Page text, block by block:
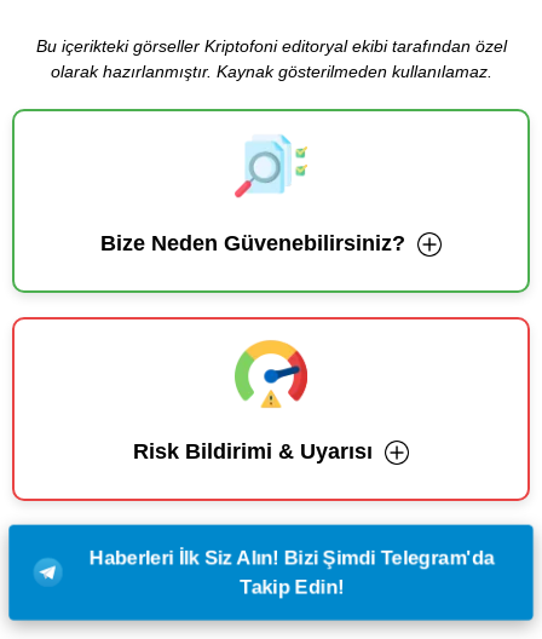
Bu içerikteki görseller Kriptofoni editoryal ekibi tarafından özel
olarak hazırlanmıştır. Kaynak gösterilmeden kullanılamaz.
Bize Neden Güvenebilirsiniz?
Risk Bildirimi & Uyarısı
Haberleri İlk Siz Alın! Bizi Şimdi Telegram'da
Takip Edin!